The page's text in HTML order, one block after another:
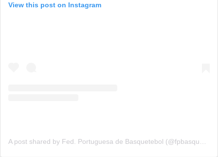
View this post on Instagram